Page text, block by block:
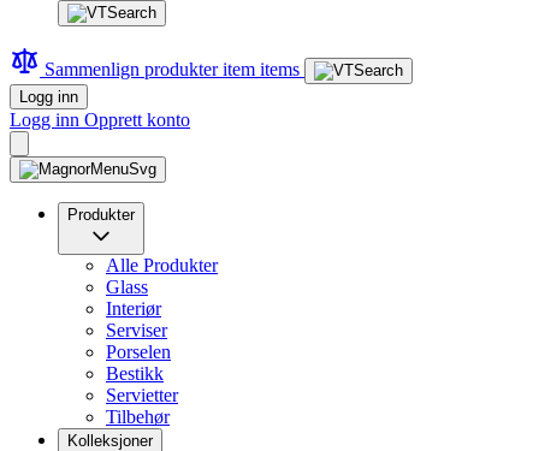
Sammenlign produkteritem items
Logg inn
Logg inn Opprett konto
Produkter
Alle Produkter
Glass
Interiør
Serviser
Porselen
Bestikk
Servietter
Tilbehør
Kolleksjoner